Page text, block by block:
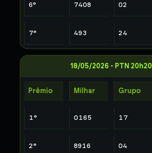
6° 7408 02
7° 493 24
18/05/2026 - PTN 20h20
Prêmio Milhar Grupo
1° 0165 17
2° 8916 04